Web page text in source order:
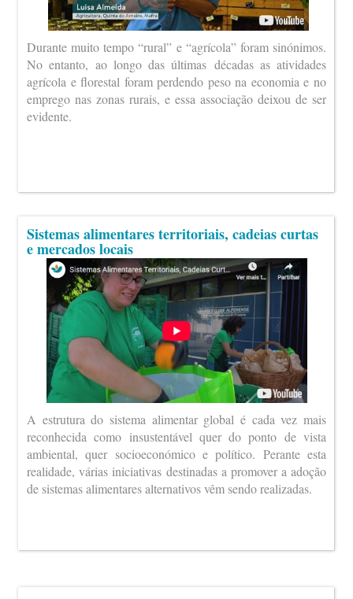
Durante muito tempo “rural” e “agrícola” foram sinónimos.
No entanto, ao longo das últimas décadas as atividades
agrícola e florestal foram perdendo peso na economia e no
emprego nas zonas rurais, e essa associação deixou de ser
evidente.
Sistemas alimentares territoriais, cadeias curtas
e mercados locais
A estrutura do sistema alimentar global é cada vez mais
reconhecida como insustentável quer do ponto de vista
ambiental, quer socioeconómico e político. Perante esta
realidade, várias iniciativas destinadas a promover a adoção
de sistemas alimentares alternativos vêm sendo realizadas.